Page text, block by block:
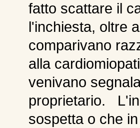
fatto scattare il
l'inchiesta, oltre
comparivano
alla
venivano
proprietario.
sospetta o che